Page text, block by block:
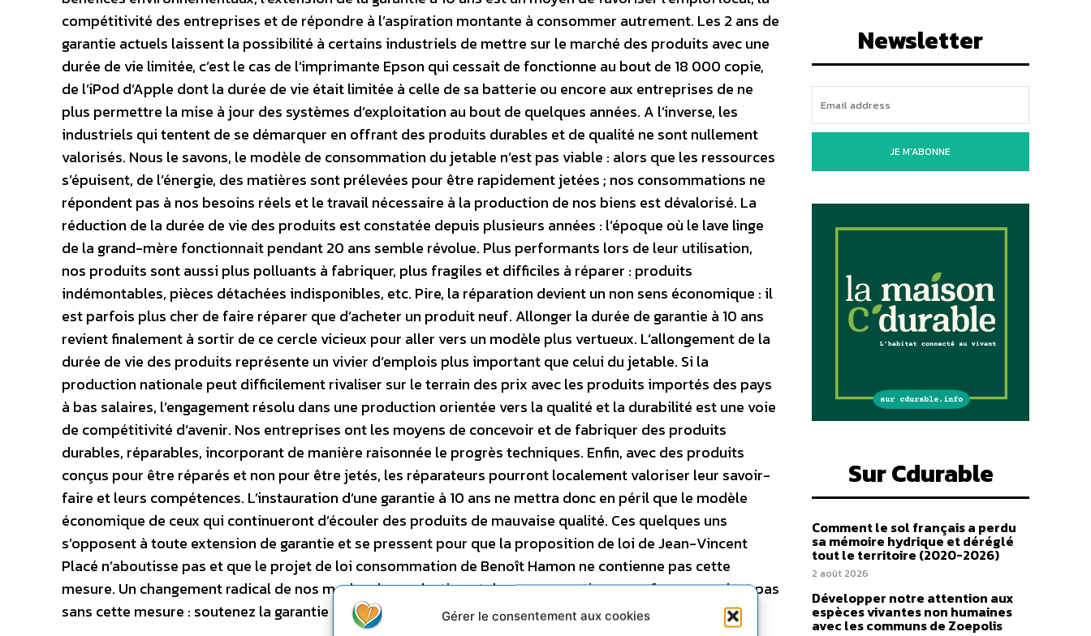
Gérer le consentement aux cookies
compétitivité des entreprises et de répondre à l’aspiration montante à consommer autrement. Les 2 ans de
garantie actuels laissent la possibilité à certains industriels de mettre sur le marché des produits avec une
durée de vie limitée, c’est le cas de l’imprimante Epson qui cessait de fonctionne au bout de 18 000 copie,
de l’iPod d’Apple dont la durée de vie était limitée à celle de sa batterie ou encore aux entreprises de ne
plus permettre la mise à jour des systèmes d’exploitation au bout de quelques années. A l’inverse, les
industriels qui tentent de se démarquer en offrant des produits durables et de qualité ne sont nullement
valorisés. Nous le savons, le modèle de consommation du jetable n’est pas viable : alors que les ressources
s’épuisent, de l’énergie, des matières sont prélevées pour être rapidement jetées ; nos consommations ne
répondent pas à nos besoins réels et le travail nécessaire à la production de nos biens est dévalorisé. La
réduction de la durée de vie des produits est constatée depuis plusieurs années : l’époque où le lave linge
de la grand-mère fonctionnait pendant 20 ans semble révolue. Plus performants lors de leur utilisation,
nos produits sont aussi plus polluants à fabriquer, plus fragiles et difficiles à réparer : produits
indémontables, pièces détachées indisponibles, etc. Pire, la réparation devient un non sens économique : il
est parfois plus cher de faire réparer que d’acheter un produit neuf. Allonger la durée de garantie à 10 ans
revient finalement à sortir de ce cercle vicieux pour aller vers un modèle plus vertueux. L’allongement de la
durée de vie des produits représente un vivier d’emplois plus important que celui du jetable. Si la
production nationale peut difficilement rivaliser sur le terrain des prix avec les produits importés des pays
à bas salaires, l’engagement résolu dans une production orientée vers la qualité et la durabilité est une voie
de compétitivité d’avenir. Nos entreprises ont les moyens de concevoir et de fabriquer des produits
durables, réparables, incorporant de manière raisonnée le progrès techniques. Enfin, avec des produits
conçus pour être réparés et non pour être jetés, les réparateurs pourront localement valoriser leur savoir-
faire et leurs compétences. L’instauration d’une garantie à 10 ans ne mettra donc en péril que le modèle
économique de ceux qui continueront d’écouler des produits de mauvaise qualité. Ces quelques uns
s’opposent à toute extension de garantie et se pressent pour que la proposition de loi de Jean-Vincent
Placé n’aboutisse pas et que le projet de loi consommation de Benoît Hamon ne contienne pas cette
mesure. Un changement radical de nos modes de production et de consommation ne se fera cependant pas
sans cette mesure : soutenez la garantie à 10 ans pour tous les biens de consommation !
Newsletter
JE M'ABONNE
Sur Cdurable
Comment le sol français a perdu
sa mémoire hydrique et déréglé
tout le territoire (2020-2026)
2 août 2026
Développer notre attention aux
espèces vivantes non humaines
avec les communs de Zoepolis